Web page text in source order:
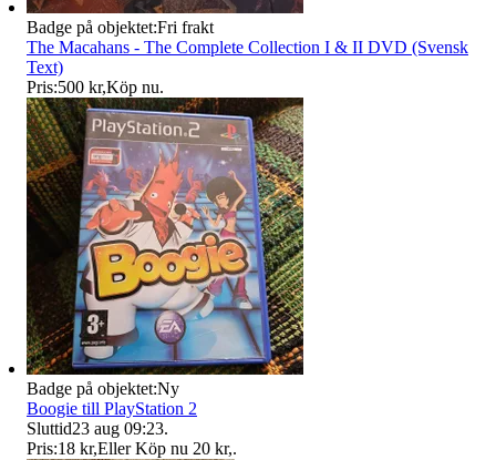
Badge på objektet:Fri frakt
The Macahans - The Complete Collection I & II DVD (Svensk
Text)
Pris:500 kr,Köp nu.
Badge på objektet:Ny
Boogie till PlayStation 2
Sluttid23 aug 09:23.
Pris:18 kr,Eller Köp nu 20 kr,.